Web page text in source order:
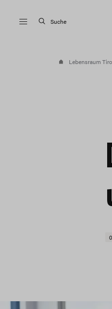
Suche
Lebensraum